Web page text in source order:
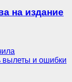
на издание